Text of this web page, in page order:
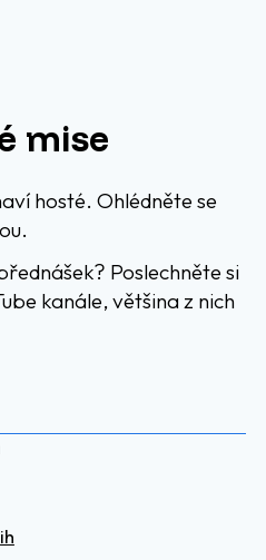
mise
hosté. Ohlédněte se
Poslechněte si
kanále, většina z nich